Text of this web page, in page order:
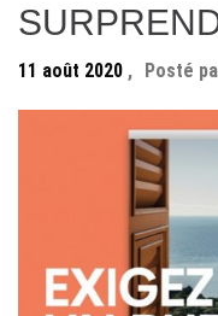
11 août 2020 , Posté